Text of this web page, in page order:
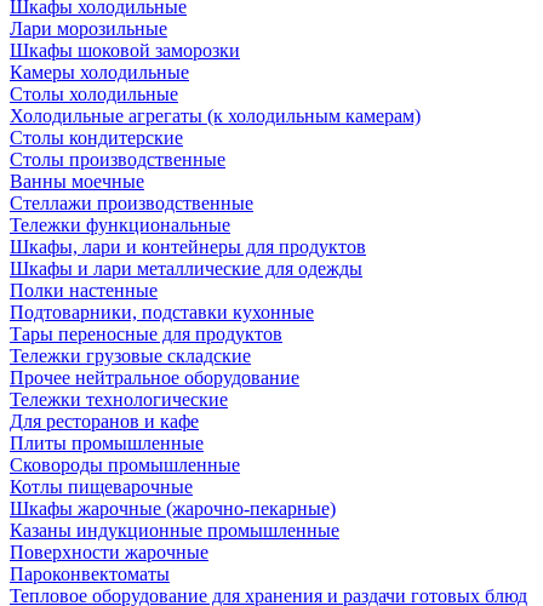
Шкафы холодильные
Лари морозильные
Шкафы шоковой заморозки
Камеры холодильные
Столы холодильные
Холодильные агрегаты (к холодильным камерам)
Столы кондитерские
Столы производственные
Ванны моечные
Стеллажи производственные
Тележки функциональные
Шкафы, лари и контейнеры для продуктов
Шкафы и лари металлические для одежды
Полки настенные
Подтоварники, подставки кухонные
Тары переносные для продуктов
Тележки грузовые складские
Прочее нейтральное оборудование
Тележки технологические
Для ресторанов и кафе
Плиты промышленные
Сковороды промышленные
Котлы пищеварочные
Шкафы жарочные (жарочно-пекарные)
Казаны индукционные промышленные
Поверхности жарочные
Пароконвектоматы
Тепловое оборудование для хранения и раздачи готовых блюд